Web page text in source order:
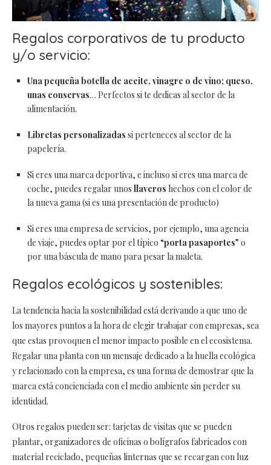
Regalos corporativos de tu producto
y/o servicio:
Una pequeña botella de aceite, vinagre o de vino; queso,
unas conservas… Perfectos si te dedicas al sector de la
alimentación.
Libretas personalizadas si perteneces al sector de la
papelería.
Si eres una marca deportiva, e incluso si eres una marca de
coche, puedes regalar unos llaveros hechos con el color de
la nueva gama (si es una presentación de producto)
Si eres una empresa de servicios, por ejemplo, una agencia
de viaje, puedes optar por el típico “porta pasaportes” o
por una báscula de mano para pesar la maleta.
Regalos ecológicos y sostenibles:
La tendencia hacia la sostenibilidad está derivando a que uno de
los mayores puntos a la hora de elegir trabajar con empresas, sea
que estas provoquen el menor impacto posible en el ecosistema.
Regalar una planta con un mensaje dedicado a la huella ecológica
y relacionado con la empresa, es una forma de demostrar que la
marca está concienciada con el medio ambiente sin perder su
identidad.
Otros regalos pueden ser: tarjetas de visitas que se pueden
plantar, organizadores de oficinas o bolígrafos fabricados con
material reciclado, pequeñas linternas que se recargan con luz